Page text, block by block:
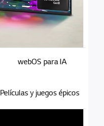
webOS para IA
Películas y juegos épicos